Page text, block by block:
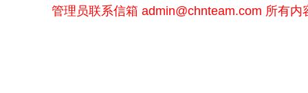
管理员联系信箱 admin@chnteam.com 所有内